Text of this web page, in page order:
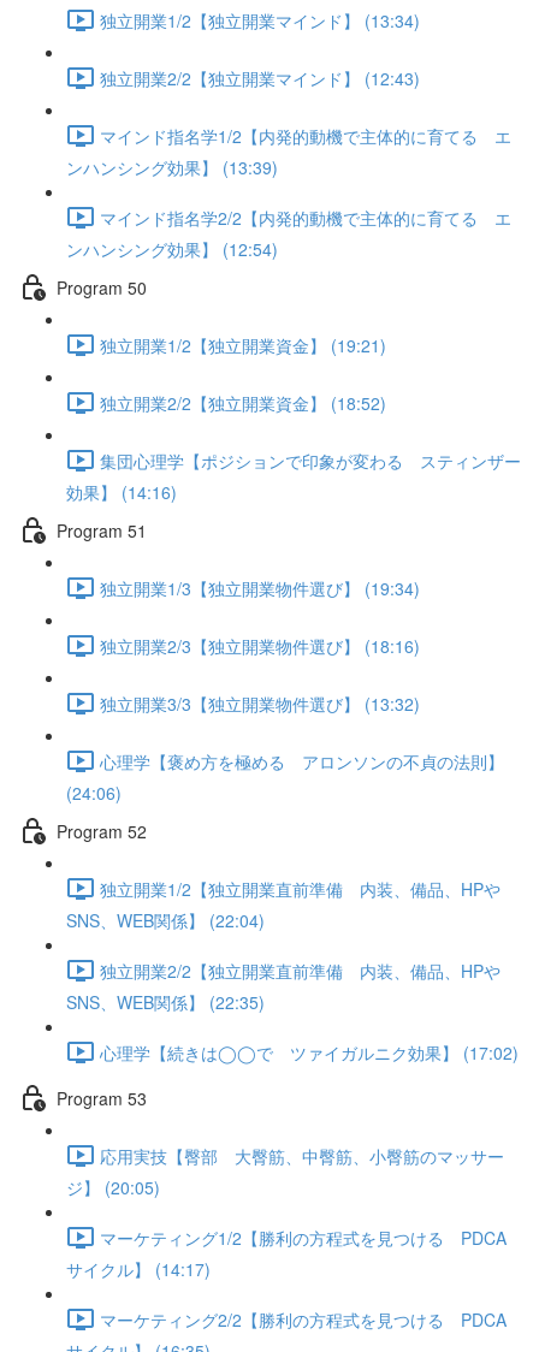
独立開業1/2【独立開業マインド】 (13:34)
独立開業2/2【独立開業マインド】 (12:43)
マインド指名学1/2【内発的動機で主体的に育てる エ
ンハンシング効果】 (13:39)
マインド指名学2/2【内発的動機で主体的に育てる エ
ンハンシング効果】 (12:54)
Program 50
独立開業1/2【独立開業資金】 (19:21)
独立開業2/2【独立開業資金】 (18:52)
集団心理学【ポジションで印象が変わる スティンザー
効果】 (14:16)
Program 51
独立開業1/3【独立開業物件選び】 (19:34)
独立開業2/3【独立開業物件選び】 (18:16)
独立開業3/3【独立開業物件選び】 (13:32)
心理学【褒め方を極める アロンソンの不貞の法則】
(24:06)
Program 52
独立開業1/2【独立開業直前準備 内装、備品、HPや
SNS、WEB関係】 (22:04)
独立開業2/2【独立開業直前準備 内装、備品、HPや
SNS、WEB関係】 (22:35)
心理学【続きは◯◯で ツァイガルニク効果】 (17:02)
Program 53
応用実技【臀部 大臀筋、中臀筋、小臀筋のマッサー
ジ】 (20:05)
マーケティング1/2【勝利の方程式を見つける PDCA
サイクル】 (14:17)
マーケティング2/2【勝利の方程式を見つける PDCA